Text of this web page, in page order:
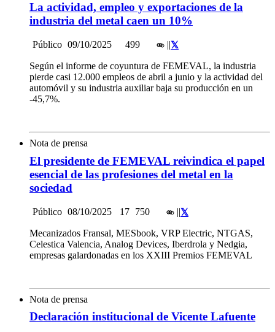
La actividad, empleo y exportaciones de la
industria del metal caen un 10%
Público 09/10/2025 499 ||
Según el informe de coyuntura de FEMEVAL, la industria
pierde casi 12.000 empleos de abril a junio y la actividad del
automóvil y su industria auxiliar baja su producción en un
-45,7%.
Nota de prensa
El presidente de FEMEVAL reivindica el papel
esencial de las profesiones del metal en la
sociedad
Público 08/10/2025 17 750 ||
Mecanizados Fransal, MESbook, VRP Electric, NTGAS,
Celestica Valencia, Analog Devices, Iberdrola y Nedgia,
empresas galardonadas en los XXIII Premios FEMEVAL
Nota de prensa
Declaración institucional de Vicente Lafuente